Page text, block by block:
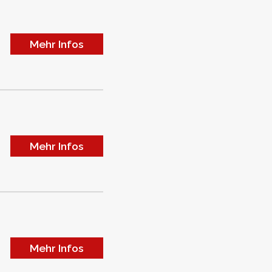
Mehr Infos
Mehr Infos
Mehr Infos